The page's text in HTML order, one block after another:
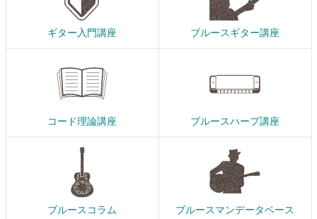
ギター入門講座 ブルースギター講座
コード理論講座 ブルースハープ講座
ブルースコラム ブルースマンデータベース